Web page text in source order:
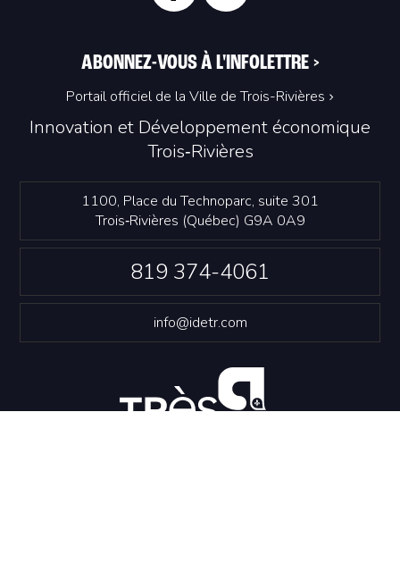
Innovation et Développement économique
Trois‑Rivières
1100, Place du Technoparc, suite 301
Trois‑Rivières (Québec) G9A 0A9
819 374-4061
info@idetr.com
ABONNEZ-VOUS À L'INFOLETTRE >
Portail officiel de la Ville de Trois-Rivières